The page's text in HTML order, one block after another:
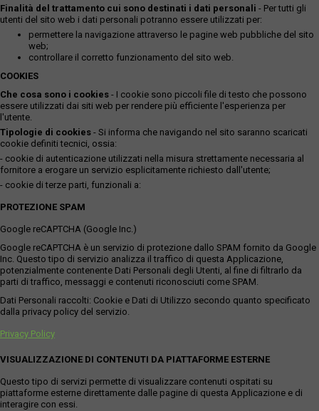
Finalità del trattamento cui sono destinati i dati personali - Per tutti gli
utenti del sito web i dati personali potranno essere utilizzati per:
permettere la navigazione attraverso le pagine web pubbliche del sito
web;
controllare il corretto funzionamento del sito web.
COOKIES
Che cosa sono i cookies - I cookie sono piccoli file di testo che possono
essere utilizzati dai siti web per rendere più efficiente l'esperienza per
l'utente.
Tipologie di cookies - Si informa che navigando nel sito saranno scaricati
cookie definiti tecnici, ossia:
- cookie di autenticazione utilizzati nella misura strettamente necessaria al
fornitore a erogare un servizio esplicitamente richiesto dall'utente;
- cookie di terze parti, funzionali a:
PROTEZIONE SPAM
Google reCAPTCHA (Google Inc.)
Google reCAPTCHA è un servizio di protezione dallo SPAM fornito da Google
Inc. Questo tipo di servizio analizza il traffico di questa Applicazione,
potenzialmente contenente Dati Personali degli Utenti, al fine di filtrarlo da
parti di traffico, messaggi e contenuti riconosciuti come SPAM.
Dati Personali raccolti: Cookie e Dati di Utilizzo secondo quanto specificato
dalla privacy policy del servizio.
Privacy Policy
VISUALIZZAZIONE DI CONTENUTI DA PIATTAFORME ESTERNE
Questo tipo di servizi permette di visualizzare contenuti ospitati su
piattaforme esterne direttamente dalle pagine di questa Applicazione e di
interagire con essi.